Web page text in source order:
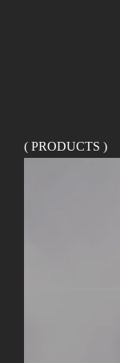
( PRODUCTS )